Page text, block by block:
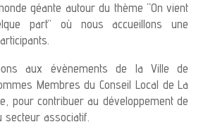
géante autour du thème “On vient
part” où nous accueillons une
aux évènements de la Ville de
Membres du Conseil Local de La
pour contribuer au développement de
secteur associatif.